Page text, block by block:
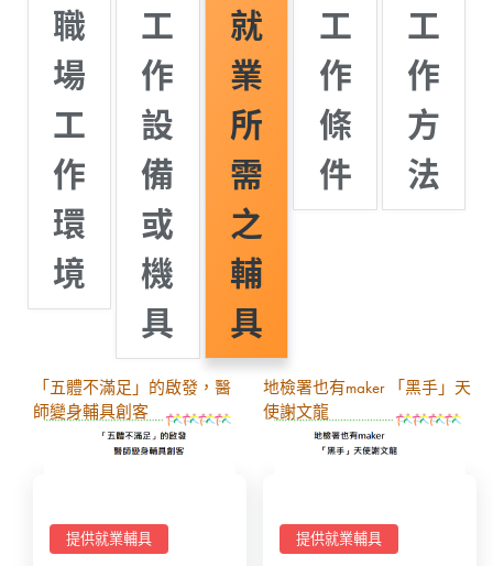
職
場
工
作
環
境
工
作
設
備
或
機
具
就
業
所
需
之
輔
具
工
作
條
件
工
作
方
法
提供就業輔具
「五體不滿足」的啟發，醫
師變身輔具創客
提供就業輔具
地檢署也有maker 「黑手」天
使謝文龍